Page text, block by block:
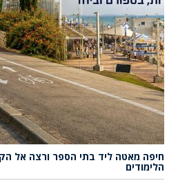
חיפה מאטה ליד בתי הספר ורצה אל
הלימודים